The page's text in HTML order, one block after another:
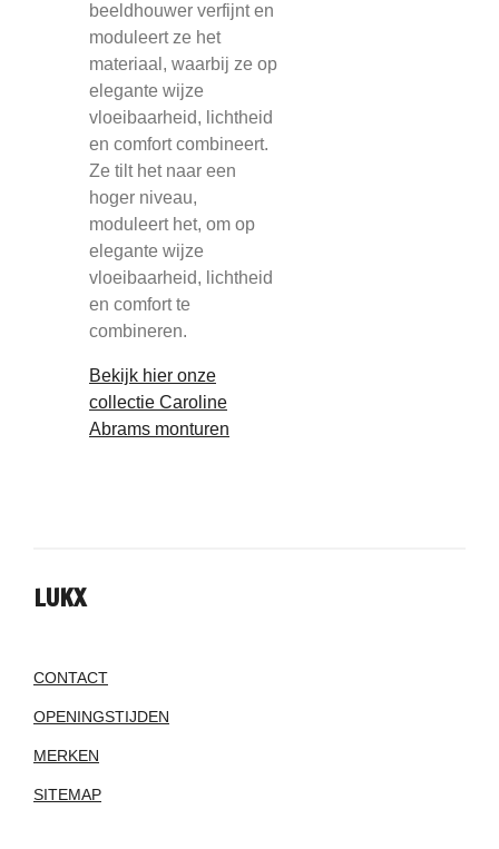
beeldhouwer verfijnt en
moduleert ze het
materiaal, waarbij ze op
elegante wijze
vloeibaarheid, lichtheid
en comfort combineert.
Ze tilt het naar een
hoger niveau,
moduleert het, om op
elegante wijze
vloeibaarheid, lichtheid
en comfort te
combineren.
Bekijk hier onze
collectie Caroline
Abrams monturen
LUKX
CONTACT
OPENINGSTIJDEN
MERKEN
SITEMAP